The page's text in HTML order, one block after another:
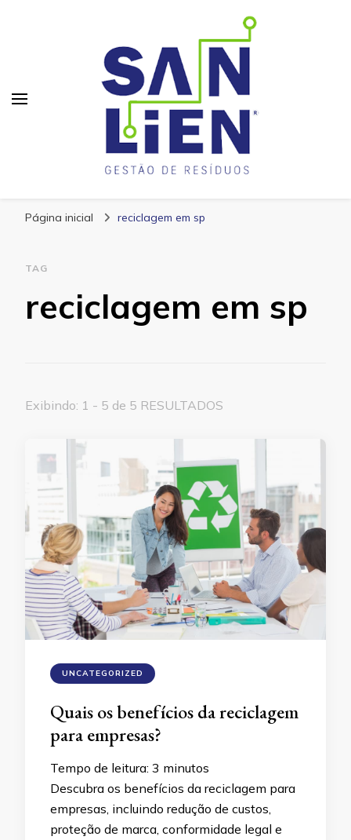
Página inicial reciclagem em sp
TAG
reciclagem em sp
Exibindo: 1 - 5 de 5 RESULTADOS
UNCATEGORIZED
Quais os benefícios da reciclagem
para empresas?
Tempo de leitura: 3 minutos
Descubra os benefícios da reciclagem para
empresas, incluindo redução de custos,
proteção de marca, conformidade legal e